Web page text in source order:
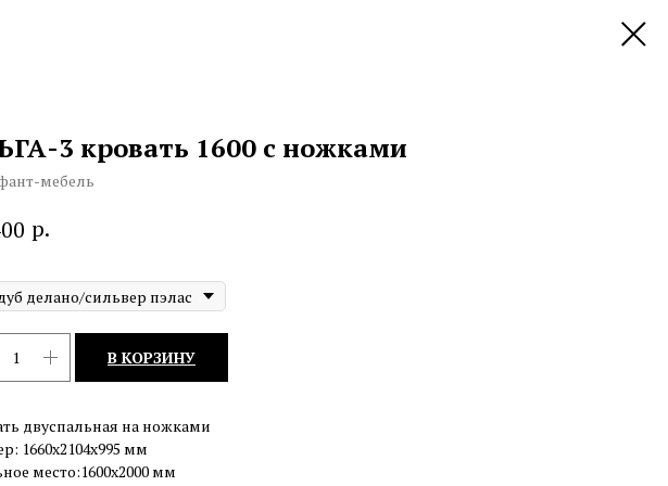
3 кровать 1600 с ножками
мебель
р.
дуб делано/сильвер пэлас
В КОРЗИНУ
двуспальная на ножками
1660х2104х995 мм
место:1600х2000 мм